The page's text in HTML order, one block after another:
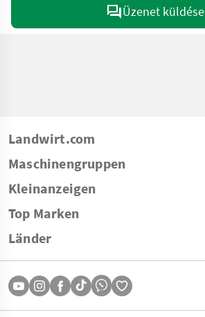
Üzenet küldése
Landwirt.com
Maschinengruppen
Kleinanzeigen
Top Marken
Länder